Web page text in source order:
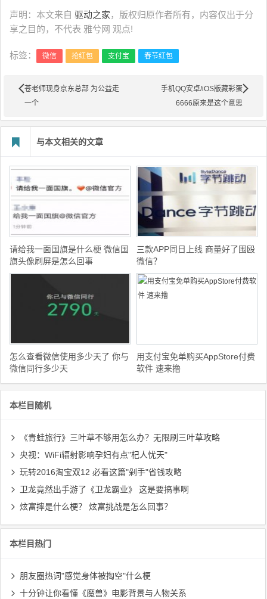
声明：本文来自 驱动之家，版权归原作者所有，内容仅出于分
享之目的，不代表 雅兮网 观点!
标签： 微信 抢红包 支付宝 春节红包
手机QQ安卓/iOS版藏彩蛋
6666原来是这个意思
苍老师现身京东总部 为公益走
一个
与本文相关的文章
请给我一面国旗是什么梗 微信国
旗头像刷屏是怎么回事
三款APP同日上线 商量好了围殴
微信？
怎么查看微信使用多少天了 你与
微信同行多少天
用支付宝免单购买AppStore付费
软件 速来撸
本栏目随机
《青蛙旅行》三叶草不够用怎么办？无限刷三叶草攻略
央视：WiFi辐射影响孕妇有点"杞人忧天"
玩转2016淘宝双12 必看这篇"剁手"省钱攻略
卫龙竟然出手游了《卫龙霸业》 这是要搞事啊
炫富摔是什么梗？ 炫富挑战是怎么回事？
本栏目热门
朋友圈热词"感觉身体被掏空"什么梗
十分钟让你看懂《魔兽》电影背景与人物关系